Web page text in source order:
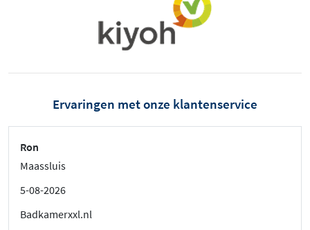
Ervaringen met onze klantenservice
Ron
Maassluis
5-08-2026
Badkamerxxl.nl